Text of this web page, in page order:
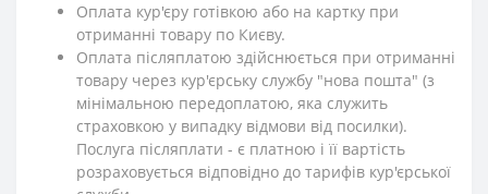
Оплата кур'єру готівкою або на картку при
отриманні товару по Києву.
Оплата післяплатою здійснюється при отриманні
товару через кур'єрську службу "нова пошта" (з
мінімальною передоплатою, яка служить
страховкою у випадку відмови від посилки).
Послуга післяплати - є платною і її вартість
розраховується відповідно до тарифів кур'єрської